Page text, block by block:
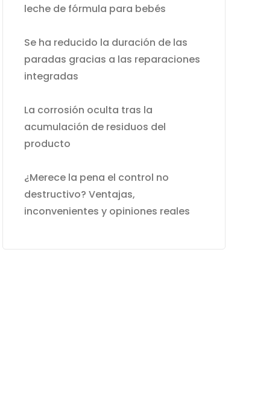
leche de fórmula para bebés
Se ha reducido la duración de las
paradas gracias a las reparaciones
integradas
La corrosión oculta tras la
acumulación de residuos del
producto
¿Merece la pena el control no
destructivo? Ventajas,
inconvenientes y opiniones reales